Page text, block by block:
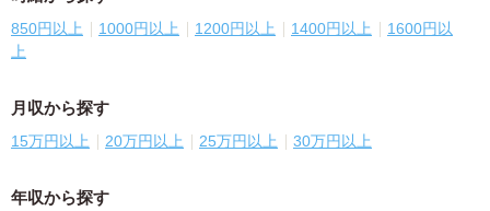
850円以上 1000円以上 1200円以上 1400円以上
1600円以
上
月収から探す
15万円以上 20万円以上 25万円以上 30万円以上
年収から探す